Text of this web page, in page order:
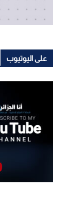
على اليوتيوب